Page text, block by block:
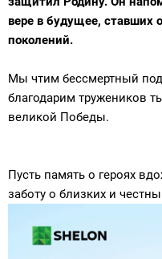
вере в будущее, ставших
поколений.
Мы чтим бессмертный
благодарим тружеников
великой Победы.
Пусть память о героях
заботу о близких и